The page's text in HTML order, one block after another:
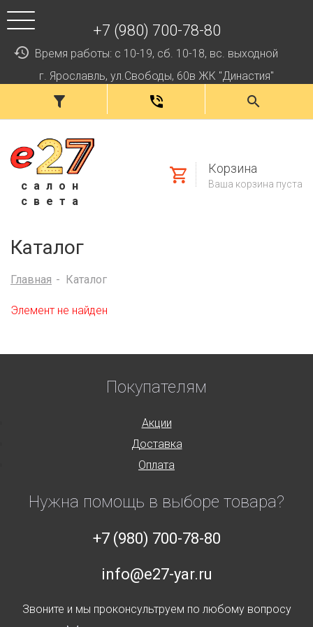
+7 (980) 700-78-80
Время работы: с 10-19, сб. 10-18, вс. выходной
г. Ярославль, ул.Свободы, 60в ЖК "Династия"
салон
света
Корзина
Ваша корзина пуста
Каталог
Главная Каталог
Элемент не найден
Покупателям
Акции
Доставка
Оплата
Нужна помощь в выборе товара?
+7 (980) 700-78-80
info@e27-yar.ru
Звоните и мы проконсультруем по любому вопросу